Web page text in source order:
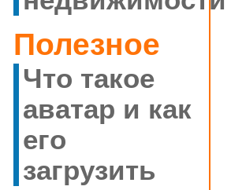
Полезное
Что такое
аватар и как
его
загрузить